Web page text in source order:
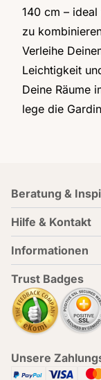
140 cm –
zu
Verleihe
Leichtigkeit
Deine Räume
lege die
Beratung &
Hilfe & Kontakt
Informationen
Trust Badges
Unsere